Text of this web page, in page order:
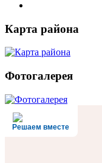
Карта района
Фотогалерея
Решаем вместе